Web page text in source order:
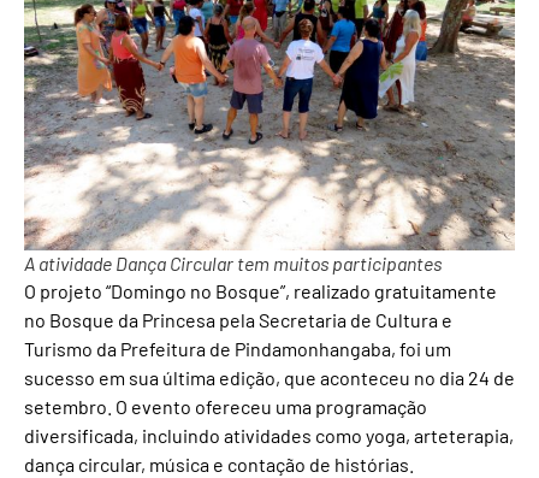
A atividade Dança Circular tem muitos participantes
O projeto “Domingo no Bosque”, realizado gratuitamente
no Bosque da Princesa pela Secretaria de Cultura e
Turismo da Prefeitura de Pindamonhangaba, foi um
sucesso em sua última edição, que aconteceu no dia 24 de
setembro. O evento ofereceu uma programação
diversificada, incluindo atividades como yoga, arteterapia,
dança circular, música e contação de histórias.